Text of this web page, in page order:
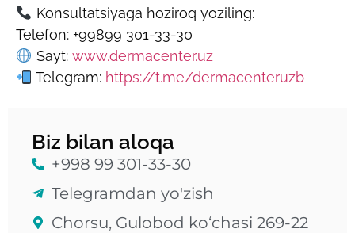
Konsultatsiyaga hoziroq yoziling:
Telefon: +99899 301-33-30
Sayt: www.dermacenter.uz
Telegram: https://t.me/dermacenteruzb
Biz bilan aloqa
+998 99 301-33-30
Telegramdan yo'zish
Chorsu, Gulobod ko‘chasi 269-22